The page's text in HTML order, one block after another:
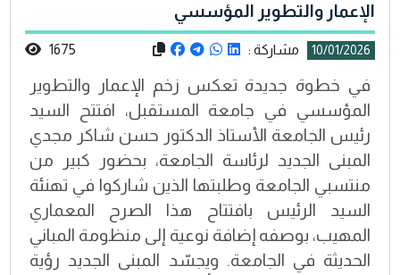
الإعمار والتطوير المؤسسي
10/01/2026 مشاركة : 1675
في خطوة جديدة تعكس زخم الإعمار والتطوير
المؤسسي في جامعة المستقبل، افتتح السيد
رئيس الجامعة الأستاذ الدكتور حسن شاكر مجدي
المبنى الجديد لرئاسة الجامعة، بحضور كبير من
منتسبي الجامعة وطلبتها الذين شاركوا في تهنئة
السيد الرئيس بافتتاح هذا الصرح المعماري
المهيب، بوصفه إضافة نوعية إلى منظومة المباني
الحديثة في الجامعة. ويجسّد المبنى الجديد رؤية